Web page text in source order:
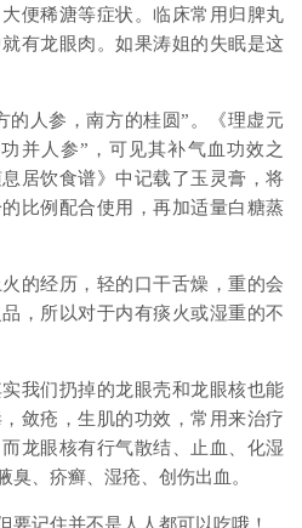
便稀溏等症状。临床常用归脾丸
有龙眼肉。如果涛姐的失眠是这
人参，南方的桂圆”。《理虚元
并人参”，可见其补气血功效之
居饮食谱》中记载了玉灵膏，将
比例配合使用，再加适量白糖蒸
的经历，轻的口干舌燥，重的会
，所以对于内有痰火或湿重的不
我们扔掉的龙眼壳和龙眼核也能
敛疮，生肌的功效，常用来治疗
龙眼核有行气散结、止血、化湿
臭、疥癣、湿疮、创伤出血。